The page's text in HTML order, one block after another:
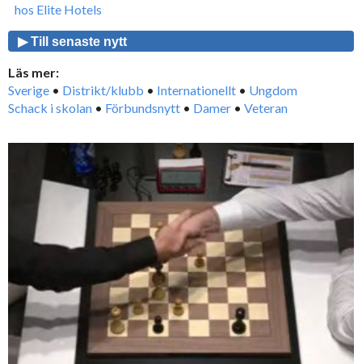
hos Elite Hotels
▶ Till senaste nytt
Läs mer:
Sverige • Distrikt/klubb • Internationellt • Ungdom
Schack i skolan • Förbundsnytt • Damer • Veteran